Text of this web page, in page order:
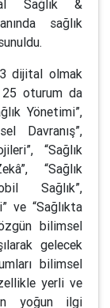
Sağlık &
sağlık
dijital olmak
oturum da
Yönetimi”,
Davranış”,
“Sağlık
“Sağlık
Sağlık”,
ve “Sağlıkta
bilimsel
gelecek
bilimsel
yerli ve
yoğun ilgi